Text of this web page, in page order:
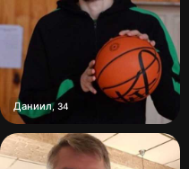
Даниил, 34